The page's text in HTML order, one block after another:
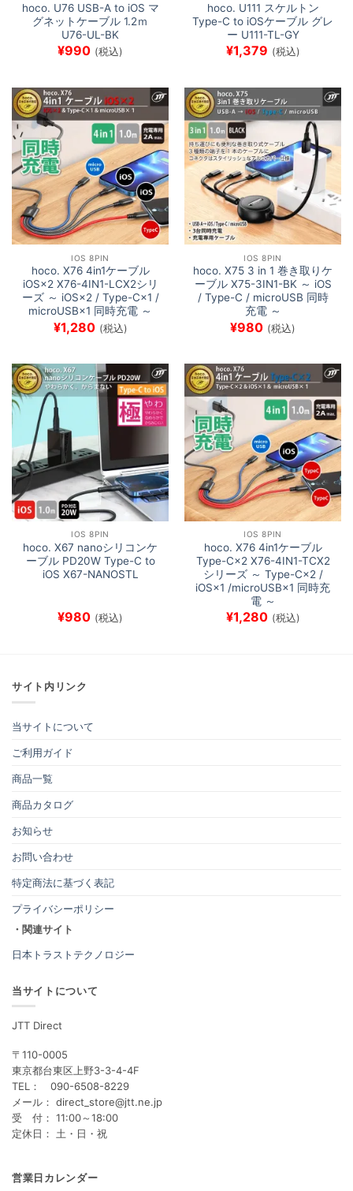
hoco. U76 USB-A to iOS マ
グネットケーブル 1.2ｍ
U76-UL-BK
¥990 (税込)
hoco. U111 スケルトン
Type-C to iOSケーブル グレ
ー U111-TL-GY
¥1,379 (税込)
IOS 8PIN
hoco. X76 4in1ケーブル
iOS×2 X76-4IN1-LCX2シリ
ーズ ～ iOS×2 / Type-C×1 /
microUSB×1 同時充電 ～
¥1,280 (税込)
IOS 8PIN
hoco. X75 3 in 1 巻き取りケ
ーブル X75-3IN1-BK ～ iOS
/ Type-C / microUSB 同時
充電 ～
¥980 (税込)
IOS 8PIN
hoco. X67 nanoシリコンケ
ーブル PD20W Type-C to
iOS X67-NANOSTL
¥980 (税込)
IOS 8PIN
hoco. X76 4in1ケーブル
Type-C×2 X76-4IN1-TCX2
シリーズ ～ Type-C×2 /
iOS×1 /microUSB×1 同時充
電 ～
¥1,280 (税込)
サイト内リンク
当サイトについて
ご利用ガイド
商品一覧
商品カタログ
お知らせ
お問い合わせ
特定商法に基づく表記
プライバシーポリシー
・関連サイト
日本トラストテクノロジー
当サイトについて
JTT Direct
〒110-0005
東京都台東区上野3-3-4-4F
TEL： 090-6508-8229
メール： direct_store@jtt.ne.jp
受 付： 11:00～18:00
定休日： 土・日・祝
営業日カレンダー